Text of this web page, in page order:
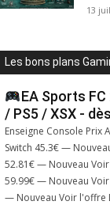
13
Les bons plans
EA Sports
/ PS5 / XSX -
Enseigne Console Prix
Switch 45.3€ —
52.81€ — Nouveau
59.99€ — Nouveau
— Nouveau Voir l'offre